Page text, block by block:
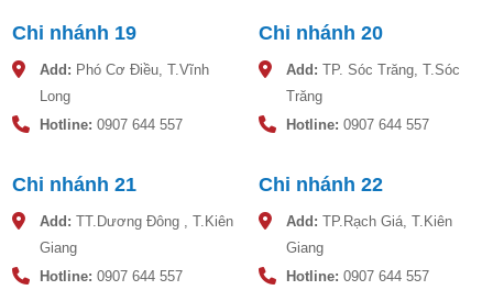
Chi nhánh 19
Add: Phó Cơ Điều, T.Vĩnh
Long
Hotline: 0907 644 557
Chi nhánh 20
Add: TP. Sóc Trăng, T.Sóc
Trăng
Hotline: 0907 644 557
Chi nhánh 21
Add: TT.Dương Đông , T.Kiên
Giang
Hotline: 0907 644 557
Chi nhánh 22
Add: TP.Rạch Giá, T.Kiên
Giang
Hotline: 0907 644 557